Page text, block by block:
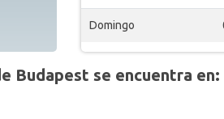
Domingo
Budapest se encuentra en: